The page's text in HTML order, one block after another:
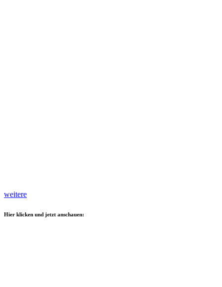
weitere
Hier klicken und jetzt anschauen: